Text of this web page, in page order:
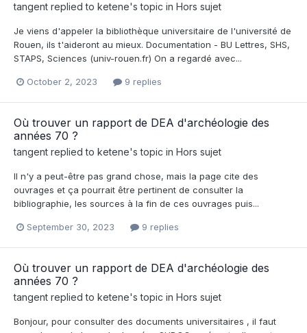
tangent replied to ketene's topic in Hors sujet
Je viens d'appeler la bibliothèque universitaire de l'université de
Rouen, ils t'aideront au mieux. Documentation - BU Lettres, SHS,
STAPS, Sciences (univ-rouen.fr) On a regardé avec...
October 2, 2023 9 replies
Où trouver un rapport de DEA d'archéologie des
années 70 ?
tangent replied to ketene's topic in Hors sujet
Il n'y a peut-être pas grand chose, mais la page cite des
ouvrages et ça pourrait être pertinent de consulter la
bibliographie, les sources à la fin de ces ouvrages puis...
September 30, 2023 9 replies
Où trouver un rapport de DEA d'archéologie des
années 70 ?
tangent replied to ketene's topic in Hors sujet
Bonjour, pour consulter des documents universitaires , il faut